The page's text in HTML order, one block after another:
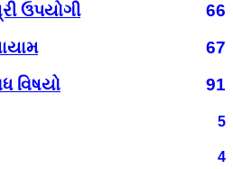
ઉપયોગી
66
67
વિષયો
91
5
4